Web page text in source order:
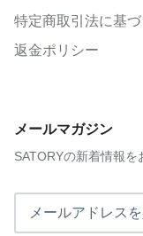
特定商取引法に基
返金ポリシー
メールマガジン
SATORYの新着情報を